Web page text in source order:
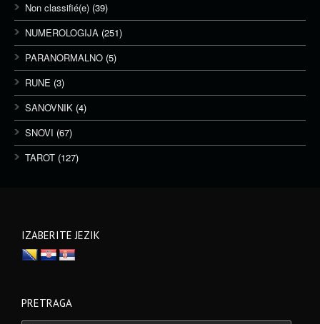
Non classifié(e) (39)
NUMEROLOGIJA (251)
PARANORMALNO (5)
RUNE (3)
SANOVNIK (4)
SNOVI (67)
TAROT (127)
IZABERITE JEZIK
PRETRAGA